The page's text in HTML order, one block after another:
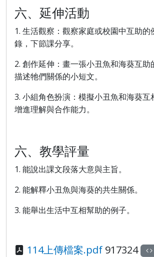
六、延伸活動
1. 生活觀察：觀察家庭或校園中互助的
錄，下節課分享。
2. 創作延伸：畫一張小丑魚和海葵互助
描述牠們關係的小短文。
3. 小組角色扮演：模擬小丑魚和海葵互
增進理解與合作能力。
六、教學評量
1. 能說出課文段落大意與主旨。
2. 能解釋小丑魚與海葵的共生關係。
3. 能舉出生活中互相幫助的例子。
114上傳檔案.pdf 917324